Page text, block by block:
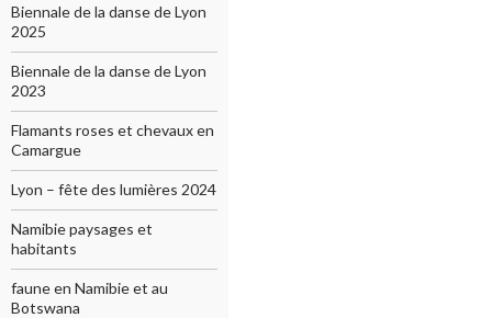
Biennale de la danse de Lyon
2025
Biennale de la danse de Lyon
2023
Flamants roses et chevaux en
Camargue
Lyon – fête des lumières 2024
Namibie paysages et
habitants
faune en Namibie et au
Botswana